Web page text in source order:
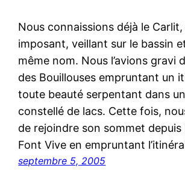
Nous connaissions déjà le
imposant, veillant sur le bassin
même nom. Nous l’avions gravi
des Bouillouses empruntant un
toute beauté serpentant dans
constellé de lacs. Cette fois,
de rejoindre son sommet depuis
Font Vive en empruntant
septembre 5, 2005